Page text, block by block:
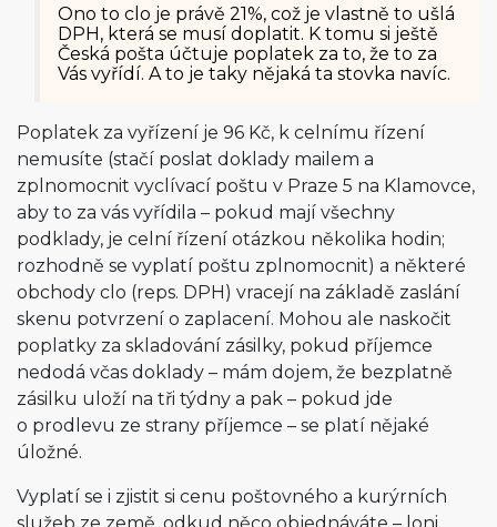
Ono to clo je právě 21%, což je vlastně to ušlá
DPH, která se musí doplatit. K tomu si ještě
Česká pošta účtuje poplatek za to, že to za
Vás vyřídí. A to je taky nějaká ta stovka navíc.
Poplatek za vyřízení je 96 Kč, k celnímu řízení
nemusíte (stačí poslat doklady mailem a
zplnomocnit vyclívací poštu v Praze 5 na Klamovce,
aby to za vás vyřídila – pokud mají všechny
podklady, je celní řízení otázkou několika hodin;
rozhodně se vyplatí poštu zplnomocnit) a některé
obchody clo (reps. DPH) vracejí na základě zaslání
skenu potvrzení o zaplacení. Mohou ale naskočit
poplatky za skladování zásilky, pokud příjemce
nedodá včas doklady – mám dojem, že bezplatně
zásilku uloží na tři týdny a pak – pokud jde
o prodlevu ze strany příjemce – se platí nějaké
úložné.
Vyplatí se i zjistit si cenu poštovného a kurýrních